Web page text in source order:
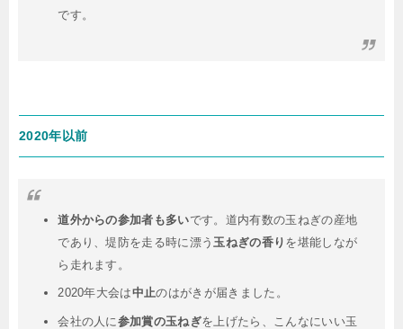
です。
2020年以前
道外からの参加者も多いです。道内有数の玉ねぎの産地
であり、堤防を走る時に漂う 玉ねぎの香り を堪能しなが
ら走れます。
2020年大会は中止のはがきが届きました。
会社の人に 参加賞の玉ねぎを上げたら、こんなにいい玉